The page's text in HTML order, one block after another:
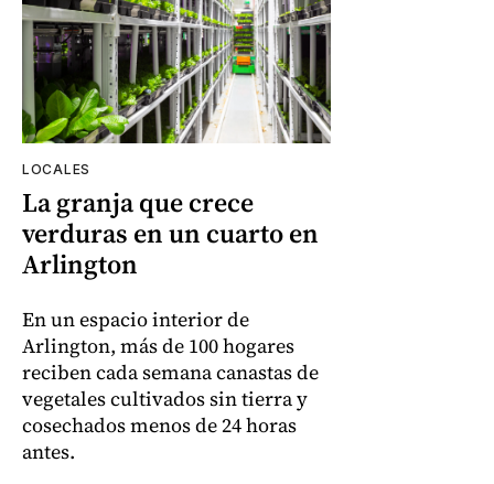
LOCALES
La granja que crece
verduras en un cuarto en
Arlington
En un espacio interior de
Arlington, más de 100 hogares
reciben cada semana canastas de
vegetales cultivados sin tierra y
cosechados menos de 24 horas
antes.